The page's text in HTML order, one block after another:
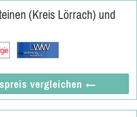
(Kreis Lörrach) und
vergleichen ←